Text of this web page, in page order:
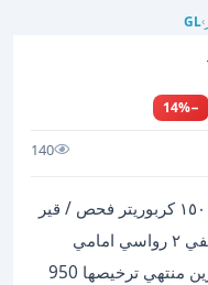
›
GL
−14%
140
متسوبيشي لانسر أوروبي ١٩٩٢ متور ١٥٠٠ كربوريتر فحص / قير
عادي كوشوك نظيف / فحص ٢ جيد خلفي ٢ رواسي امامي
مرفق بالصور / غرفة جلد / قطارت بنزين منتهي ترخيصها 950